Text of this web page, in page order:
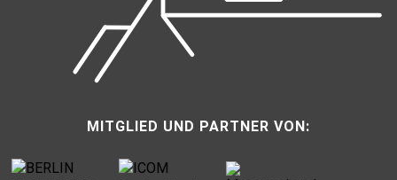
MITGLIED UND PARTNER VON: